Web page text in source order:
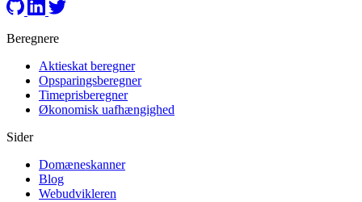
Beregnere
Aktieskat beregner
Opsparingsberegner
Timeprisberegner
Økonomisk uafhængighed
Sider
Domæneskanner
Blog
Webudvikleren